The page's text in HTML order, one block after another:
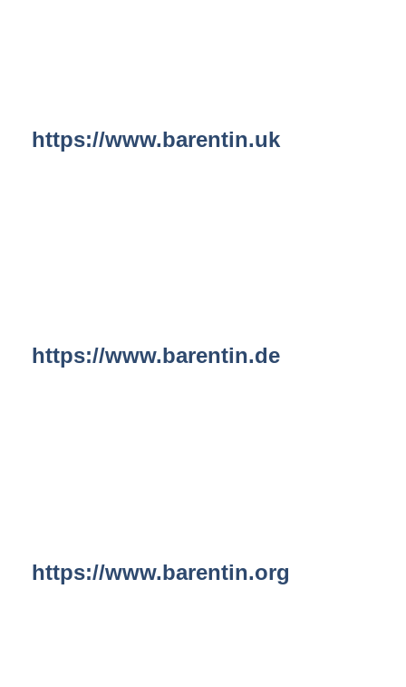
https://www.barentin.uk
https://www.barentin.de
https://www.barentin.org